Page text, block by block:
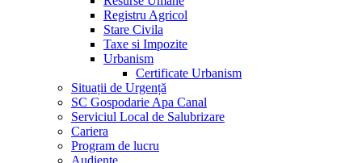
Registru Agricol
Stare Civila
Taxe si Impozite
Urbanism
Certificate Urbanism
Situații de Urgență
SC Gospodarie Apa Canal
Serviciul Local de Salubrizare
Cariera
Program de lucru
Audiente